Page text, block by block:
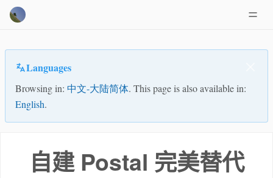
Languages
Browsing in: 中文-大陆简体. This page is also available in:
English.
自建 Postal 完美替代